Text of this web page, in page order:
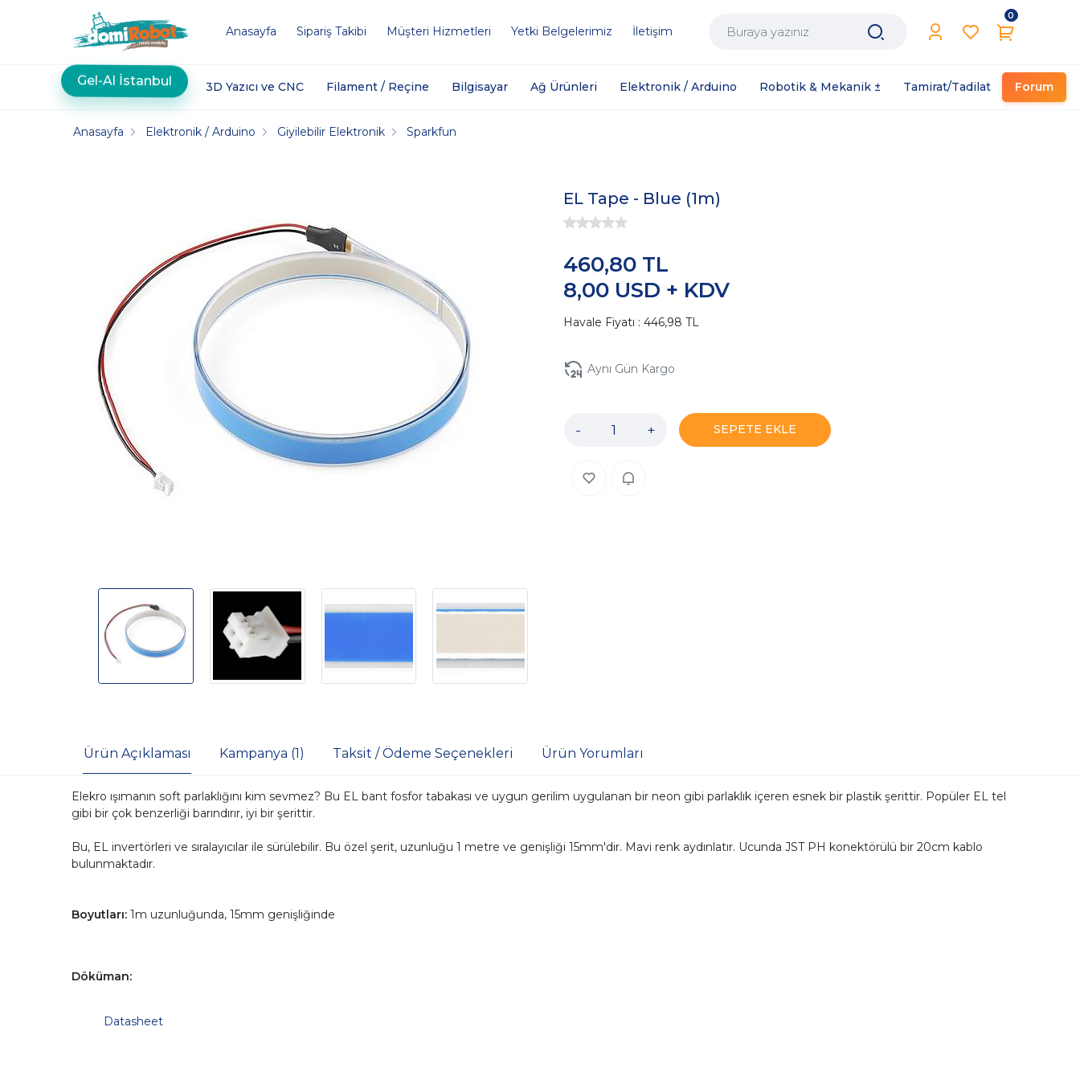
Anasayfa Sipariş Takibi Müşteri Hizmetleri Yetki Belgelerimiz İletişim
0
Gel-Al İstanbul 3D Yazıcı ve CNC Filament / Reçine Bilgisayar Ağ Ürünleri Elektronik / Arduino Robotik & Mekanik ± Tamirat/Tadilat Forum
Anasayfa Elektronik / Arduino Giyilebilir Elektronik Sparkfun
EL Tape - Blue (1m)
8,00 USD + KDV
460,80 TL
Havale Fiyatı : 446,98 TL
Aynı Gün Kargo
- + SEPETE EKLE
Ürün Açıklaması Kampanya (1) Taksit / Ödeme Seçenekleri Ürün Yorumları
Elekro ışımanın soft parlaklığını kim sevmez? Bu EL bant fosfor tabakası ve uygun gerilim uygulanan bir neon gibi parlaklık içeren esnek bir plastik şerittir. Popüler EL tel
gibi bir çok benzerliği barındırır, iyi bir şerittir.
Bu, EL invertörleri ve sıralayıcılar ile sürülebilir. Bu özel şerit, uzunluğu 1 metre ve genişliği 15mm'dir. Mavi renk aydınlatır. Ucunda JST PH konektörülü bir 20cm kablo
bulunmaktadır.
Boyutları:1m uzunluğunda, 15mm genişliğinde
Döküman:
Datasheet